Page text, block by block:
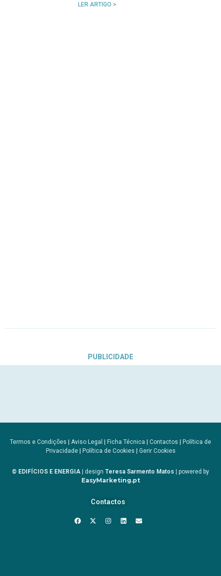
LER ARTIGO >
PUBLICIDADE
Termos e Condições | Aviso Legal | Ficha Técnica | Contactos | Política de
Privacidade| Política de Cookies | Gerir Cookies
© EDIFÍCIOS E ENERGIA | design Teresa Sarmento Matos | powered by
EasyMarketing.pt
Contactos